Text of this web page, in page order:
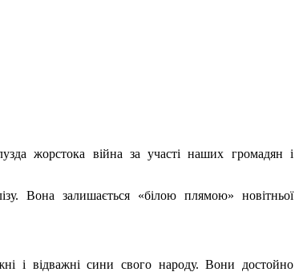
жорстока війна за участі наших громадян і
Вона залишається «білою плямою» новітньої
і відважні сини свого народу. Вони достойно